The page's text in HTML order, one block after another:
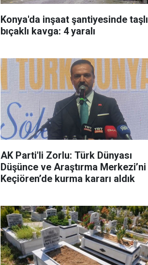
Konya'da inşaat şantiyesinde taşlı
bıçaklı kavga: 4 yaralı
AK Parti'li Zorlu: Türk Dünyası
Düşünce ve Araştırma Merkezi’ni
Keçiören’de kurma kararı aldık